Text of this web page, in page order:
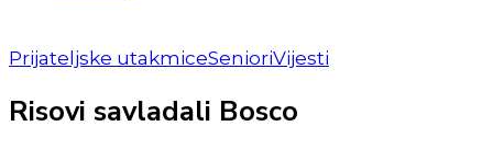
Prijateljske utakmiceSenioriVijesti
Risovi savladali Bosco